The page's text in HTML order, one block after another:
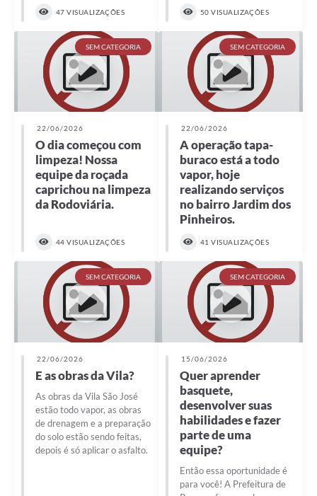
47 VISUALIZAÇÕES 50 VISUALIZAÇÕES
SEM CATEGORIA
22/06/2026
O dia começou com
limpeza! Nossa
equipe da roçada
caprichou na limpeza
da Rodoviária.
44 VISUALIZAÇÕES
SEM CATEGORIA
22/06/2026
A operação tapa-
buraco está a todo
vapor, hoje
realizando serviços
no bairro Jardim dos
Pinheiros.
41 VISUALIZAÇÕES
SEM CATEGORIA
22/06/2026
E as obras da Vila?
As obras da Vila São José
estão todo vapor, as obras
de drenagem e a preparação
do solo estão sendo feitas,
depois é só aplicar o asfalto.
SEM CATEGORIA
15/06/2026
Quer aprender
basquete,
desenvolver suas
habilidades e fazer
parte de uma
equipe?
Então essa oportunidade é
para você! A Prefeitura de